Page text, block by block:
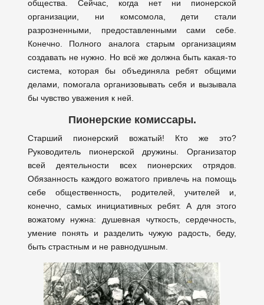
общества. Сейчас, когда нет ни пионерской
организации, ни комсомола, дети стали
разрозненными, предоставленными сами себе.
Конечно. Полного аналога старым организациям
создавать не нужно. Но всё же должна быть какая-то
система, которая бы объединяла ребят общими
делами, помогала организовывать себя и вызывала
бы чувство уважения к ней.
Пионерские комиссары.
Старший пионерский вожатый! Кто же это?
Руководитель пионерской дружины. Организатор
всей деятельности всех пионерских отрядов.
Обязанность каждого вожатого привлечь на помощь
себе общественность, родителей, учителей и,
конечно, самых инициативных ребят. А для этого
вожатому нужна: душевная чуткость, сердечность,
умение понять и разделить чужую радость, беду,
быть страстным и не равнодушным.